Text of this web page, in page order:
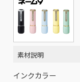
素材説明
インクカラー